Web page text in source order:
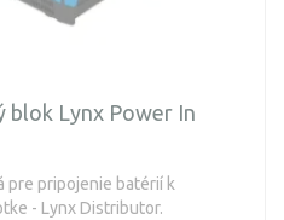
blok Lynx Power In
pre pripojenie batérií k
- Lynx Distributor.